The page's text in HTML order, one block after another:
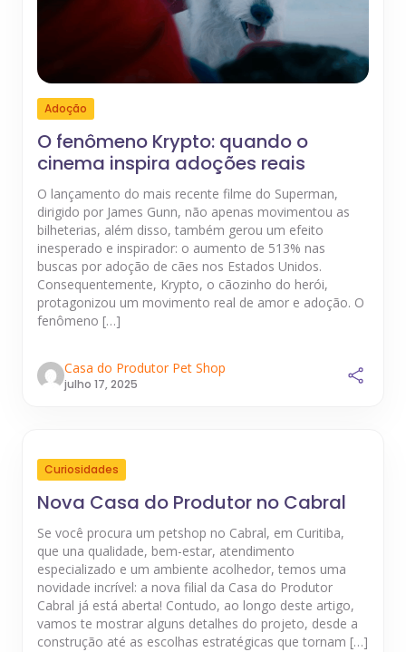
Adoção
O fenômeno Krypto: quando o
cinema inspira adoções reais
O lançamento do mais recente filme do Superman,
dirigido por James Gunn, não apenas movimentou as
bilheterias, além disso, também gerou um efeito
inesperado e inspirador: o aumento de 513% nas
buscas por adoção de cães nos Estados Unidos.
Consequentemente, Krypto, o cãozinho do herói,
protagonizou um movimento real de amor e adoção. O
fenômeno […]
Casa do Produtor Pet Shop
julho 17, 2025
Curiosidades
Nova Casa do Produtor no Cabral
Se você procura um petshop no Cabral, em Curitiba,
que una qualidade, bem-estar, atendimento
especializado e um ambiente acolhedor, temos uma
novidade incrível: a nova filial da Casa do Produtor
Cabral já está aberta! Contudo, ao longo deste artigo,
vamos te mostrar alguns detalhes do projeto, desde a
construção até as escolhas estratégicas que tornam […]